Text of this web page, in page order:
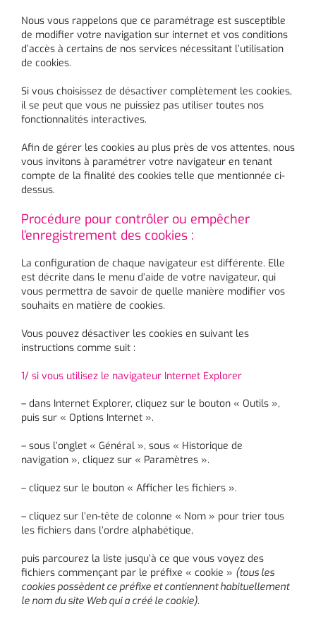
Nous vous rappelons que ce paramétrage est susceptible
de modifier votre navigation sur internet et vos conditions
d’accès à certains de nos services nécessitant l’utilisation
de cookies.
Si vous choisissez de désactiver complètement les cookies,
il se peut que vous ne puissiez pas utiliser toutes nos
fonctionnalités interactives.
Afin de gérer les cookies au plus près de vos attentes, nous
vous invitons à paramétrer votre navigateur en tenant
compte de la finalité des cookies telle que mentionnée ci-
dessus.
Procédure pour contrôler ou empêcher
l’enregistrement des cookies :
La configuration de chaque navigateur est différente. Elle
est décrite dans le menu d’aide de votre navigateur, qui
vous permettra de savoir de quelle manière modifier vos
souhaits en matière de cookies.
Vous pouvez désactiver les cookies en suivant les
instructions comme suit :
1/ si vous utilisez le navigateur Internet Explorer
– dans Internet Explorer, cliquez sur le bouton « Outils »,
puis sur « Options Internet ».
– sous l’onglet « Général », sous « Historique de
navigation », cliquez sur « Paramètres ».
– cliquez sur le bouton « Afficher les fichiers ».
– cliquez sur l’en-tête de colonne « Nom » pour trier tous
les fichiers dans l’ordre alphabétique,
puis parcourez la liste jusqu’à ce que vous voyez des
fichiers commençant par le préfixe « cookie » (tous les
cookies possèdent ce préfixe et contiennent habituellement
le nom du site Web qui a créé le cookie).